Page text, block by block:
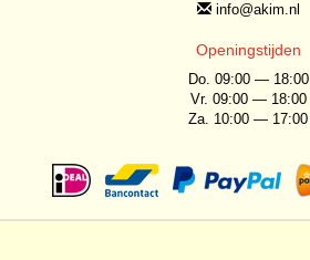
info@akim.nl
Openingstijden
Do. 09:00 — 18:00
Vr. 09:00 — 18:00
Za. 10:00 — 17:00